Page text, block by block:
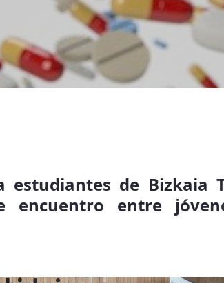
estudiantes de Bizkaia
encuentro entre